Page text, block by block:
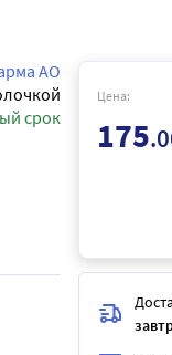
АО
срок
Цена:
175